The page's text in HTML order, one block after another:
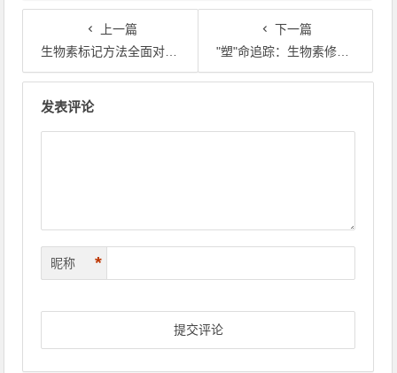
上一篇
生物素标记方法全面对比：选择合适的策略提升实验效率
下一篇
"塑"命追踪：生物素修饰双酚A探针，让环境雌激素无处遁形
发表评论
昵称 *